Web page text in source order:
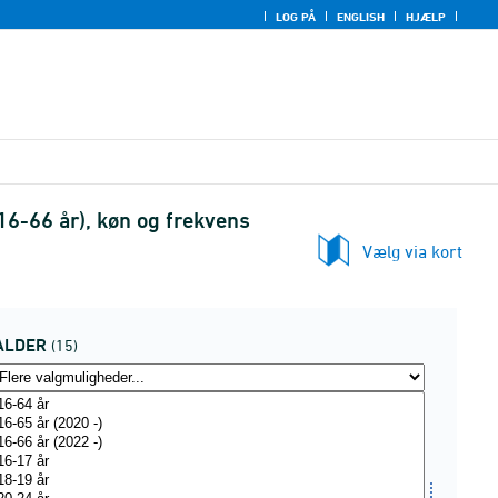
LOG PÅ ENGLISH HJÆLP
66 år), køn og frekvens
Vælg via kort
(15)